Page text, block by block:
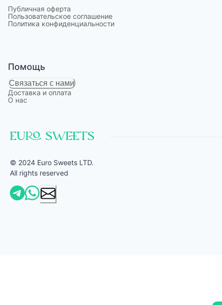
Публичная оферта
Пользовательское соглашение
Политика конфиденциальности
Помощь
Связаться с нами
Доставка и оплата
О нас
© 2024 Euro Sweets LTD.
All rights reserved